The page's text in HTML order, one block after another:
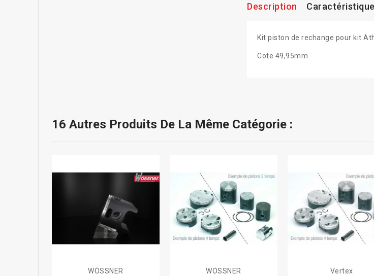
Description
Kit piston de rechange pour kit
Cote 49,95mm
16 Autres Produits De La Même Catégorie :
WÖSSNER
WÖSSNER
Vertex